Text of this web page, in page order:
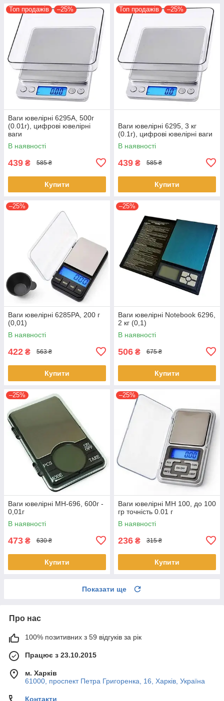
Топ продажів –25%
Ваги ювелірні 6295A, 500г
(0.01г), цифрові ювелірні
ваги
В наявності
439 ₴ 585 ₴
Купити
Топ продажів –25%
Ваги ювелірні 6295, 3 кг
(0.1г), цифрові ювелірні ваги
В наявності
439 ₴ 585 ₴
Купити
–25%
Ваги ювелірні 6285PA, 200 г
(0,01)
В наявності
422 ₴ 563 ₴
Купити
–25%
Ваги ювелірні Notebook 6296,
2 кг (0,1)
В наявності
506 ₴ 675 ₴
Купити
–25%
Ваги ювелірні MH-696, 600г -
0,01г
В наявності
473 ₴ 630 ₴
Купити
–25%
Ваги ювелірні MH 100, до 100
гр точність 0.01 г
В наявності
236 ₴ 315 ₴
Купити
Показати ще
Про нас
100% позитивних з 59 відгуків за рік
Працює з 23.10.2015
м. Харків
61000, проспект Петра Григоренка, 16, Харків, Україна
Контакти